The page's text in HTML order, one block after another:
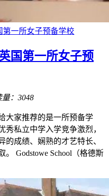
第一所女子预备学校
国第一所女子预
量：3048
大家推荐的是一所预备学
秀私立中学入学竞争激烈，
的成绩、娴熟的才艺特长、
Godstowe School（格德斯